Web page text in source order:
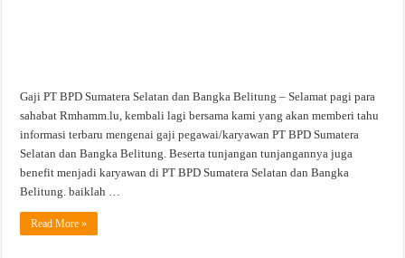
Gaji PT BPD Sumatera Selatan dan Bangka Belitung – Selamat pagi para
sahabat Rmhamm.lu, kembali lagi bersama kami yang akan memberi tahu
informasi terbaru mengenai gaji pegawai/karyawan PT BPD Sumatera
Selatan dan Bangka Belitung. Beserta tunjangan tunjangannya juga
benefit menjadi karyawan di PT BPD Sumatera Selatan dan Bangka
Belitung. baiklah …
Read More »